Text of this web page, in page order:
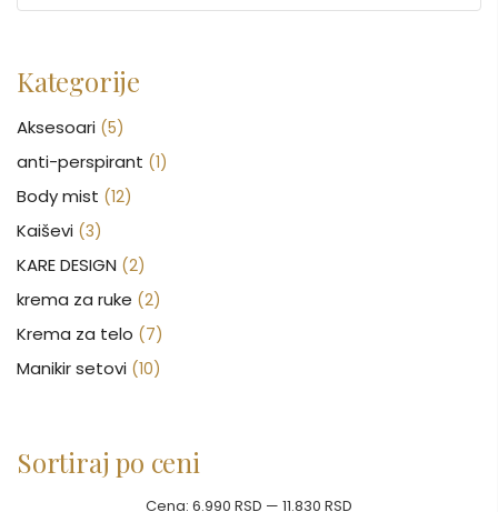
Kategorije
Aksesoari (5)
anti-perspirant (1)
Body mist (12)
Kaiševi (3)
KARE DESIGN (2)
krema za ruke (2)
Krema za telo (7)
Manikir setovi (10)
Nega lica (88)
Sortiraj po ceni
Cena: 6.990 RSD — 11.830 RSD